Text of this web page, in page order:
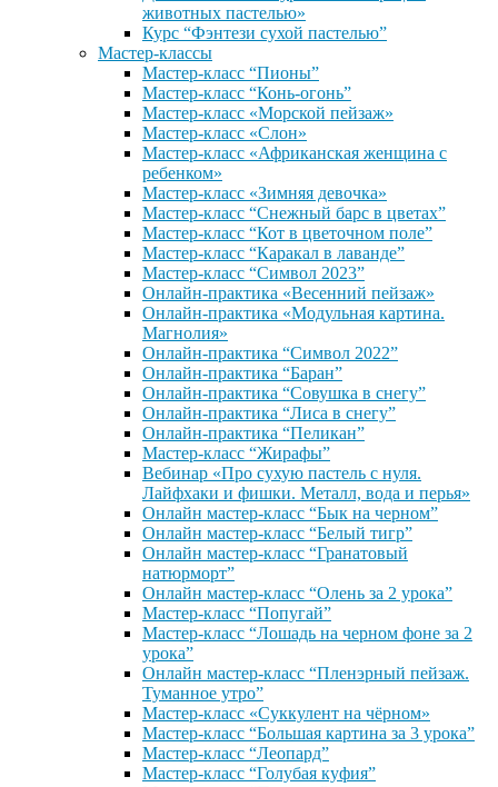
животных пастелью»
Курс “Фэнтези сухой пастелью”
Мастер-классы
Мастер-класс “Пионы”
Мастер-класс “Конь-огонь”
Мастер-класс «Морской пейзаж»
Мастер-класс «Слон»
Мастер-класс «Африканская женщина с
ребенком»
Мастер-класс «Зимняя девочка»
Мастер-класс “Снежный барс в цветах”
Мастер-класс “Кот в цветочном поле”
Мастер-класс “Каракал в лаванде”
Мастер-класс “Символ 2023”
Онлайн-практика «Весенний пейзаж»
Онлайн-практика «Модульная картина.
Магнолия»
Онлайн-практика “Символ 2022”
Онлайн-практика “Баран”
Онлайн-практика “Совушка в снегу”
Онлайн-практика “Лиса в снегу”
Онлайн-практика “Пеликан”
Мастер-класс “Жирафы”
Вебинар «Про сухую пастель с нуля.
Лайфхаки и фишки. Металл, вода и перья»
Онлайн мастер-класс “Бык на черном”
Онлайн мастер-класс “Белый тигр”
Онлайн мастер-класс “Гранатовый
натюрморт”
Онлайн мастер-класс “Олень за 2 урока”
Мастер-класс “Попугай”
Мастер-класс “Лошадь на черном фоне за 2
урока”
Онлайн мастер-класс “Пленэрный пейзаж.
Туманное утро”
Мастер-класс «Суккулент на чёрном»
Мастер-класс “Большая картина за 3 урока”
Мастер-класс “Леопард”
Мастер-класс “Голубая куфия”